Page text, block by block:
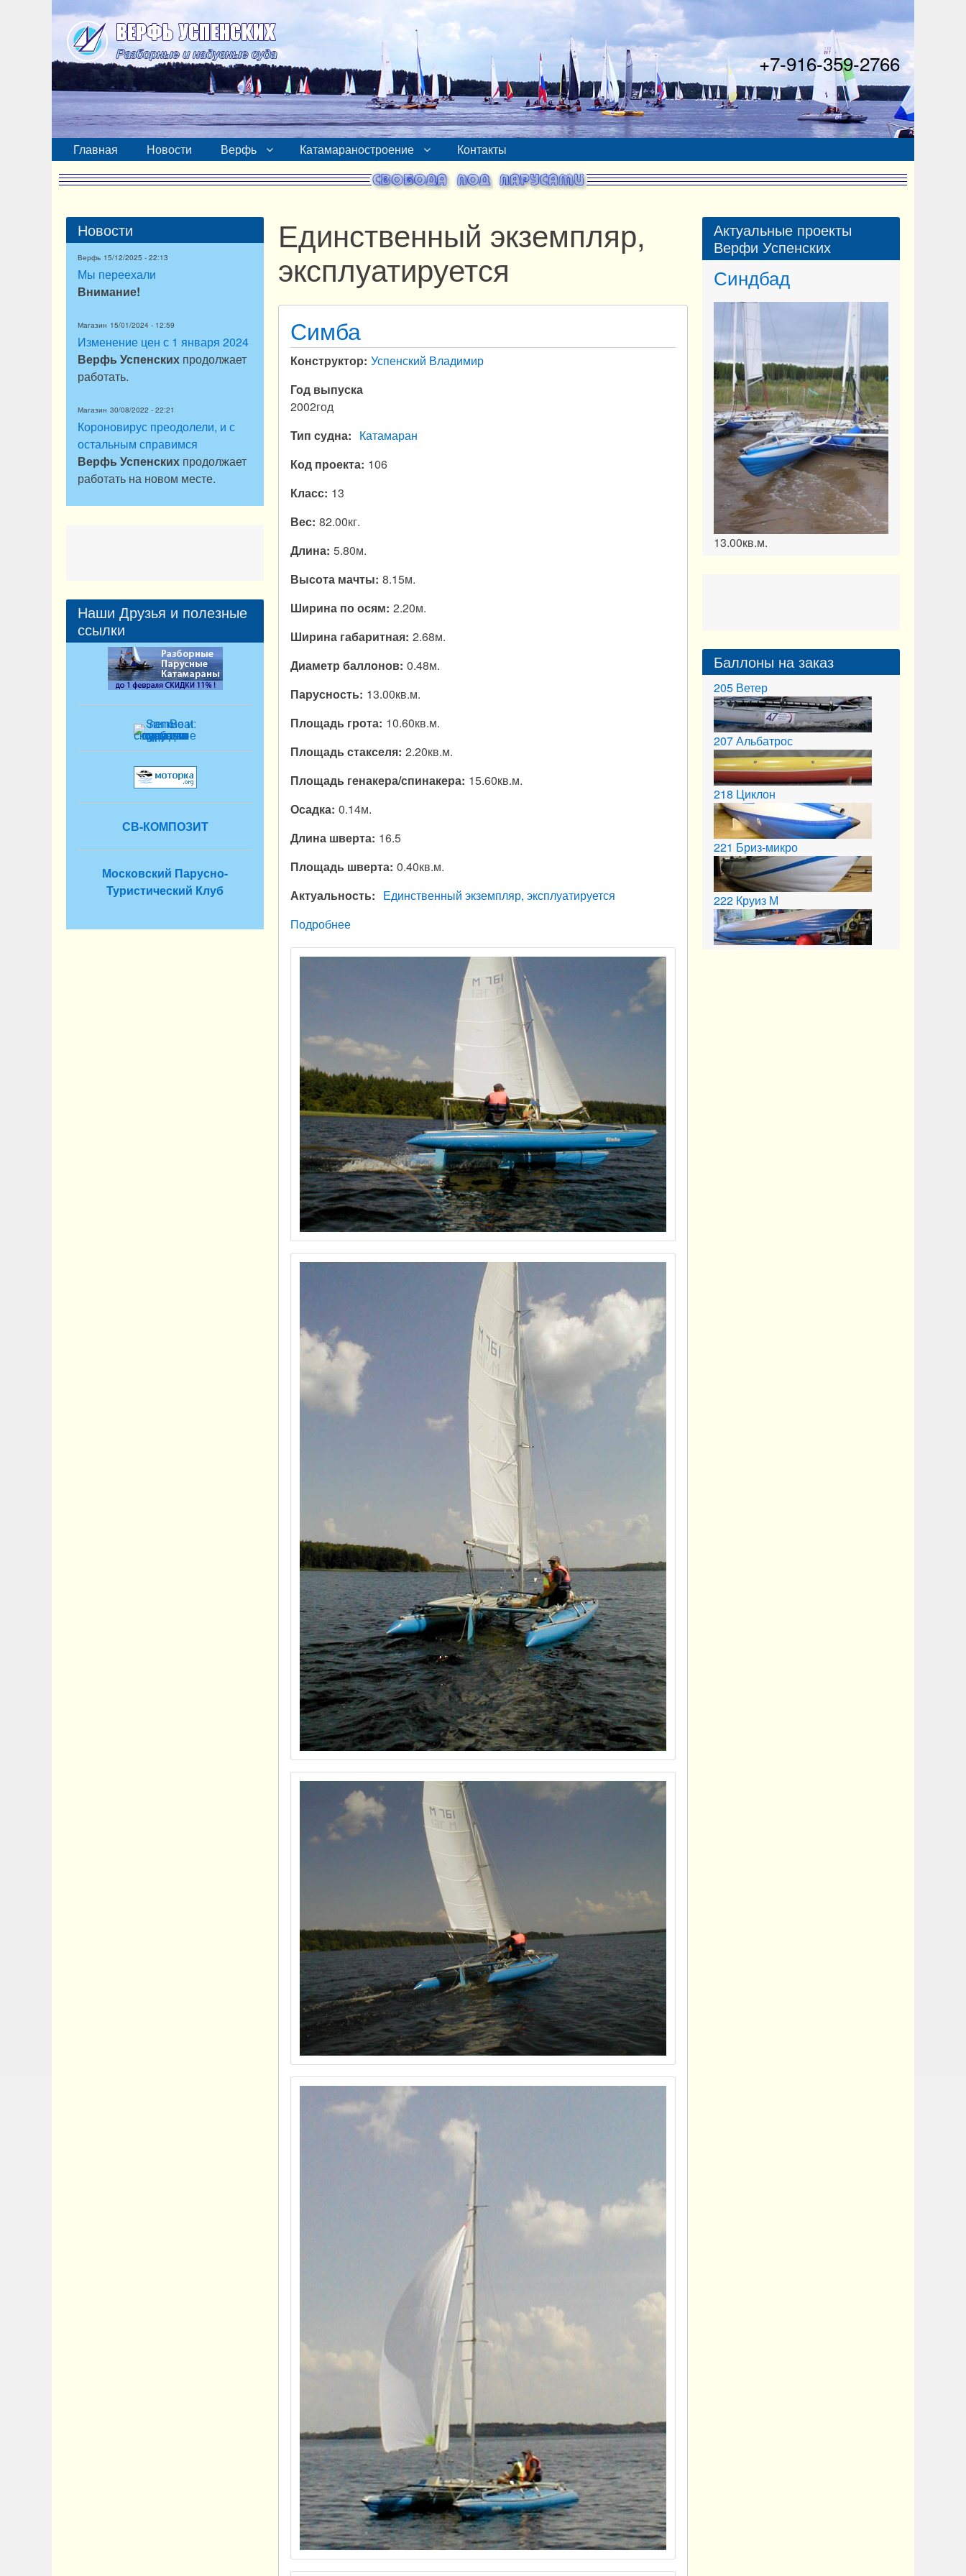
+7-916-359-2766
Главная Новости Верфь Катамараностроение Контакты
Единственный экземпляр,
эксплуатируется
Симба
Конструктор Успенский Владимир
Год выпуска
2002год
Тип судна
Катамаран
Код проекта 106
Класс 13
Вес 82.00кг.
Длина 5.80м.
Высота мачты 8.15м.
Ширина по осям 2.20м.
Ширина габаритная 2.68м.
Диаметр баллонов 0.48м.
Парусность 13.00кв.м.
Площадь грота 10.60кв.м.
Площадь стакселя 2.20кв.м.
Площадь генакера/спинакера 15.60кв.м.
Осадка 0.14м.
Длина шверта 16.5
Площадь шверта 0.40кв.м.
Актуальность
Единственный экземпляр, эксплуатируется
Подробнее
Новости
Верфь 15/12/2025 - 22:13
Мы переехали
Внимание!
Магазин 15/01/2024 - 12:59
Изменение цен с 1 января 2024
Верфь Успенских продолжает
работать.
Магазин 30/08/2022 - 22:21
Короновирус преодолели, и с
остальным справимся
Верфь Успенских продолжает
работать на новом месте.
Наши Друзья и полезные
ссылки
СВ-КОМПОЗИТ
Московский Парусно-
Туристический Клуб
Актуальные проекты
Верфи Успенских
Форсаж
13.00кв.м.
Баллоны на заказ
205 Ветер
207Альбатрос
218 Циклон
221 Бриз-микро
222 Круиз М